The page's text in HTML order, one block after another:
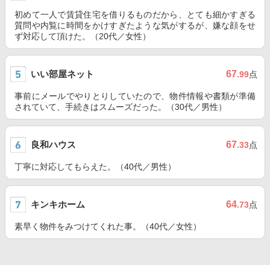
初めて一人で賃貸住宅を借りるものだから、とても細かすぎる
質問や内覧に時間をかけすぎたような気がするが、嫌な顔をせ
ず対応して頂けた。（20代／女性）
いい部屋ネット 67.99点
事前にメールでやりとりしていたので、物件情報や書類が準備
されていて、手続きはスムーズだった。（30代／男性）
良和ハウス 67.33点
丁寧に対応してもらえた。（40代／男性）
キンキホーム 64.73点
素早く物件をみつけてくれた事。（40代／女性）